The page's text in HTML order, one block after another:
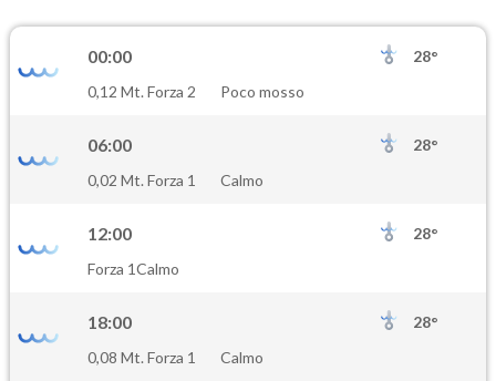
00:00
28°
0,12 Mt. Forza 2
Poco mosso
06:00
28°
0,02 Mt. Forza 1
Calmo
12:00
28°
Forza 1Calmo
18:00
28°
0,08 Mt. Forza 1
Calmo